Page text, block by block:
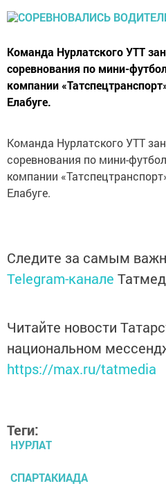
Команда Нурлатского УТТ
соревнования по мини-
компании
Елабуге.
Команда Нурлатского УТТ
соревнования по мини-
компании
Елабуге.
Следите за самым
Telegram-канале
Читайте новости
национальном
https://max.ru/tatmedia
Теги:
НУРЛАТ
СПАРТАКИАДА